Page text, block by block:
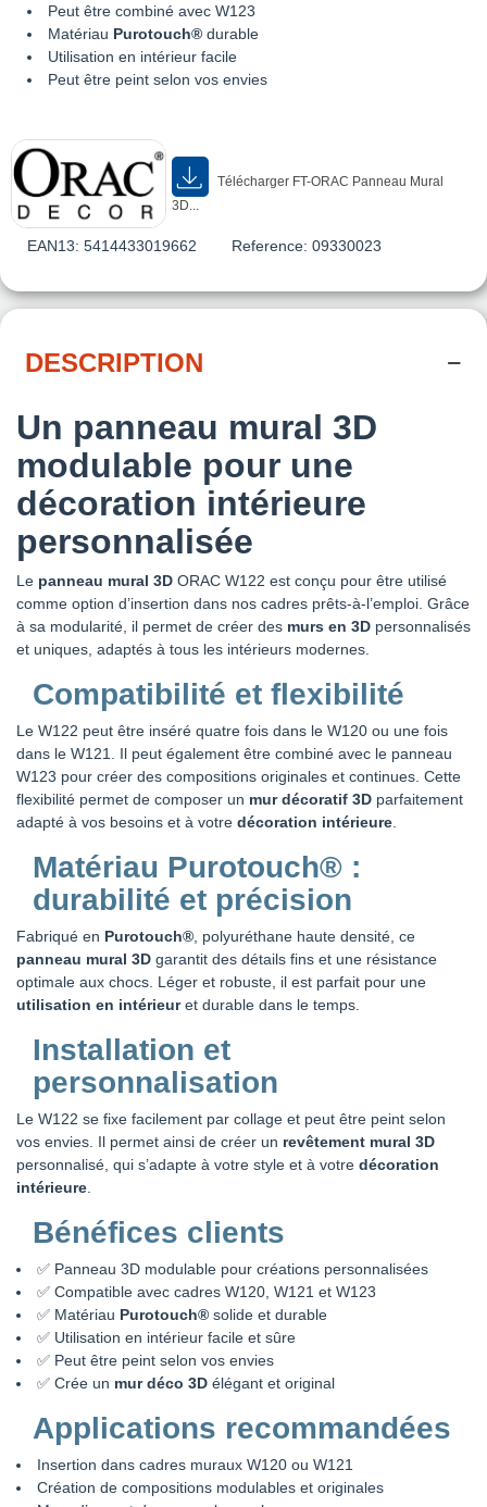
Peut être combiné avec W123
Matériau Purotouch® durable
Utilisation en intérieur facile
Peut être peint selon vos envies
Télécharger FT-ORAC Panneau Mural
3D...
EAN13: 5414433019662 Reference: 09330023
DESCRIPTION
Un panneau mural 3D
modulable pour une
décoration intérieure
personnalisée
Le panneau mural 3D ORAC W122 est conçu pour être utilisé
comme option d’insertion dans nos cadres prêts-à-l’emploi. Grâce
à sa modularité, il permet de créer des murs en 3D personnalisés
et uniques, adaptés à tous les intérieurs modernes.
Compatibilité et flexibilité
Le W122 peut être inséré quatre fois dans le W120 ou une fois
dans le W121. Il peut également être combiné avec le panneau
W123 pour créer des compositions originales et continues. Cette
flexibilité permet de composer un mur décoratif 3D parfaitement
adapté à vos besoins et à votre décoration intérieure
Matériau Purotouch® :
durabilité et précision
Fabriqué en Purotouch® , polyuréthane haute densité, ce
panneau mural 3D garantit des détails fins et une résistance
optimale aux chocs. Léger et robuste, il est parfait pour une
utilisation en intérieuret durable dans le temps.
Installation et
personnalisation
Le W122 se fixe facilement par collage et peut être peint selon
vos envies. Il permet ainsi de créer un revêtement mural 3D
personnalisé, qui s’adapte à votre style et à votre décoration
intérieure
Bénéfices clients
✅ Panneau 3D modulable pour créations personnalisées
✅ Compatible avec cadres W120, W121 et W123
✅ Matériau Purotouch® solide et durable
✅ Utilisation en intérieur facile et sûre
✅ Peut être peint selon vos envies
✅ Crée un mur déco 3D élégant et original
Applications recommandées
Insertion dans cadres muraux W120 ou W121
Création de compositions modulables et originales